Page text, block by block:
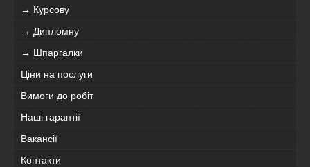
→ Курсову
→ Дипломну
→ Шпаргалки
Ціни на послуги
Вимоги до робіт
Наші гарантії
Вакансії
Контакти